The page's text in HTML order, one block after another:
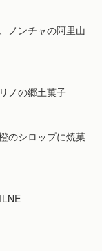
ノンチャの阿里山
ノの郷土菓子
のシロップに焼菓